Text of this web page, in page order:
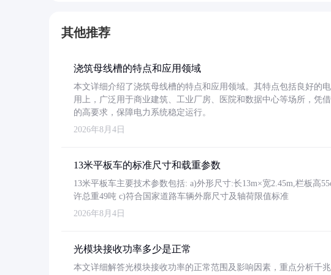
其他推荐
浇筑母线槽的特点和应用领域
本文详细介绍了浇筑母线槽的特点和应用领域。其特点包括良好的
用上，广泛用于商业建筑、工业厂房、医院和数据中心等场所，凭
的高要求，保障电力系统稳定运行。
2026年8月4日
13米平板车的标准尺寸和载重参数
13米平板车主要技术参数包括: a)外形尺寸:长13m×宽2.45m,栏板高
许总重49吨 c)符合国家道路车辆外廓尺寸及轴荷限值标准
2026年8月4日
光模块接收功率多少是正常
本文详细解答光模块接收功率的正常范围及影响因素，重点分析千